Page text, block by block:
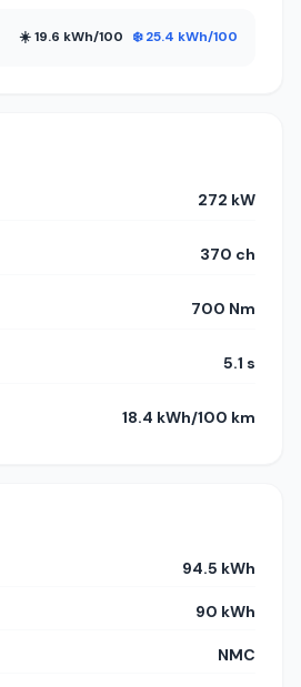
272 kW
370 ch
700 Nm
5.1 s
18.4 kWh/100 km
94.5 kWh
90 kWh
NMC
☀️ 19.6 kWh/100 ❄️ 25.4 kWh/100